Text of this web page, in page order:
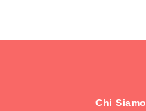
Chi Siamo